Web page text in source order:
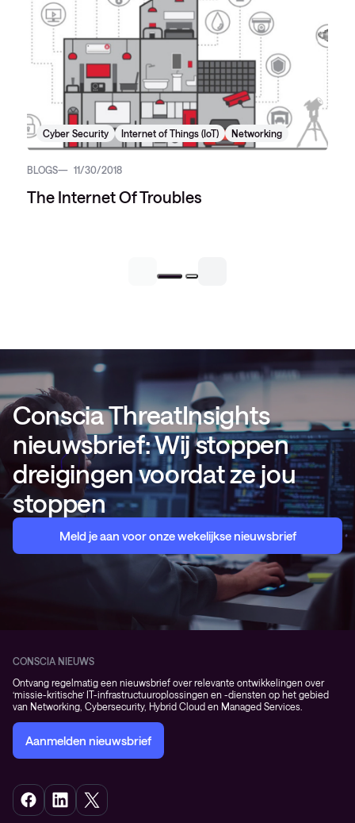
Cyber Security Internet of Things (IoT) Networking
BLOGS 11/30/2018
The Internet Of Troubles
Conscia ThreatInsights
nieuwsbrief: Wij stoppen
dreigingen voordat ze jou
stoppen
Meld je aan voor onze wekelijkse nieuwsbrief
CONSCIA NIEUWS
Ontvang regelmatig een nieuwsbrief over relevante ontwikkelingen over
‘missie-kritische’ IT-infrastructuuroplossingen en -diensten op het gebied
van Networking, Cybersecurity, Hybrid Cloud en Managed Services.
Aanmelden nieuwsbrief